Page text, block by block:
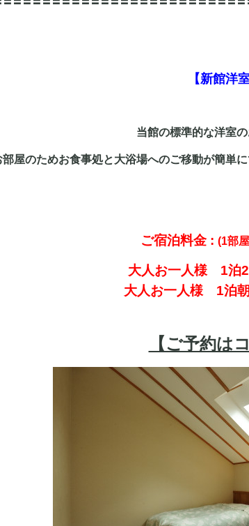
【新館洋室
当館の標準的な洋室の
屋のためお食事処と大浴場へのご移動が簡単
ご宿泊料金 : (1部
大人お一人様 1泊2
大人お一人様 1泊朝
【ご予約は